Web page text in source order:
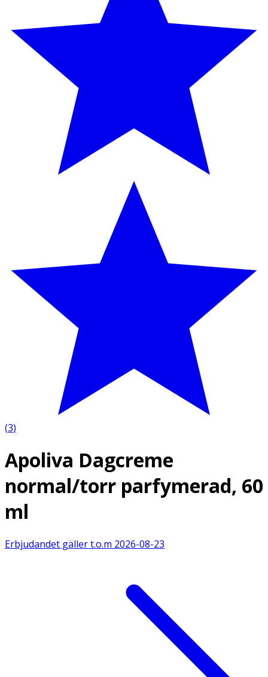
(3)
Apoliva Dagcreme
normal/torr parfymerad, 60
ml
Erbjudandet gäller t.o.m 2026-08-23